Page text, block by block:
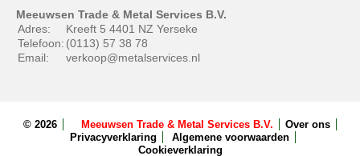
Meeuwsen Trade & Metal Services B.V.
Adres:
Kreeft 5 4401 NZ Yerseke
Telefoon: (0113) 57 38 78
Email:
verkoop@metalservices.nl
© 2026 Meeuwsen Trade & Metal Services B.V.
Over ons
Privacyverklaring
Algemene voorwaarden
Cookieverklaring